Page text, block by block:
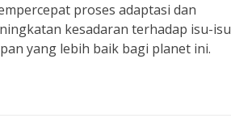
proses adaptasi dan
kesadaran terhadap isu-isu
yang lebih baik bagi planet ini.